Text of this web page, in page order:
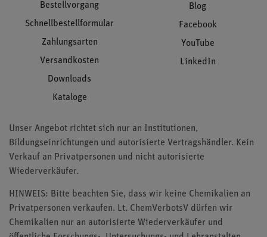
Bestellvorgang
Schnellbestellformular
Zahlungsarten
Versandkosten
Downloads
Kataloge
Blog
Facebook
YouTube
LinkedIn
Unser Angebot richtet sich nur an Institutionen,
Bildungseinrichtungen und autorisierte Vertragshändler. Kein
Verkauf an Privatpersonen und nicht autorisierte
Wiederverkäufer.
HINWEIS: Bitte beachten Sie, dass wir keine Chemikalien an
Privatpersonen verkaufen. Lt. ChemVerbotsV dürfen wir
Chemikalien nur an autorisierte Wiederverkäufer und